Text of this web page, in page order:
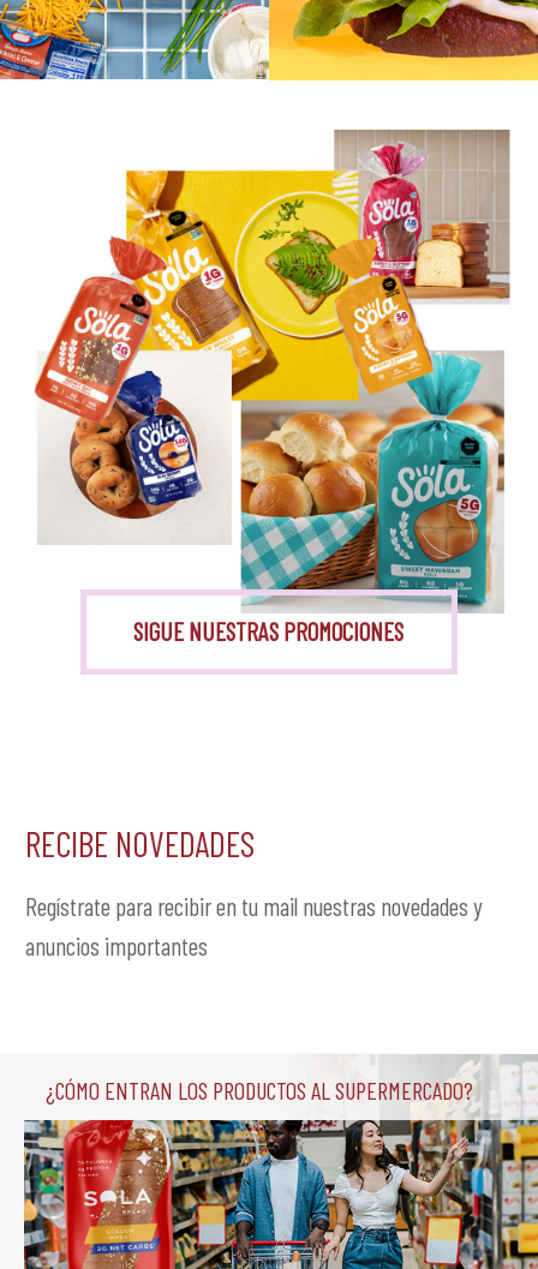
Eritritol
SIGUE NUESTRAS PROMOCIONES
RECIBE NOVEDADES
Regístrate para recibir en tu mail nuestras novedades y
anuncios importantes
¿Cómo entran los productos al supermercado?